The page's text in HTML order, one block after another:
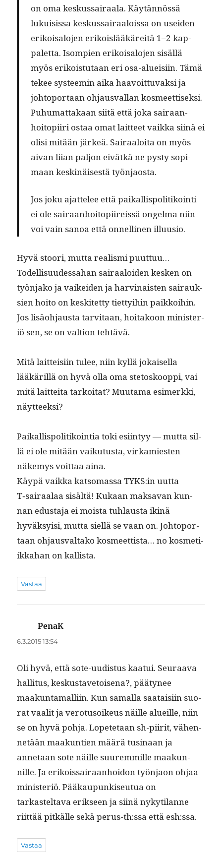
on oma keskus­sairaala. Käytän­nössä
lukui­sis­sa keskus­sairaalois­sa on usei­den
erikoisa­lo­jen erikois­lääkäre­itä 1–2 kap­
palet­ta. Isom­pi­en erikoisa­lo­jen sisäl­lä
myös erikois­tu­taan eri osa-alueisi­in. Tämä
tekee sys­teemin aika haavoit­tuvak­si ja
johto­por­taan ohjaus­val­lan kos­meet­tisek­si.
Puhu­mat­takaan siitä että joka sairaan­
hoitopi­iri ostaa omat lait­teet vaik­ka siinä ei
olisi mitään järkeä. Sairaaloi­ta on myös
aivan liian paljon eivätkä ne pysty sopi­
maan keskinäis­es­tä työnjaosta.
Jos joku ajat­telee että paikallispoli­tikoin­ti
ei ole sairaan­hoitopi­ireis­sä ongel­ma niin
voi vain sanoa että onnelli­nen illuusio.
Hyvä stoori, mut­ta real­is­mi puuttuu…
Todel­lisu­udessa­han sairaaloiden kesken on
työn­jako ja vaikei­den ja harv­inais­ten sairauk­
sien hoito on keskitet­ty tiet­ty­i­hin paikkoi­hin.
Jos lisäo­h­jaus­ta tarvi­taan, hoitakoon min­is­ter­
iö sen, se on val­tion tehtävä.
Mitä lait­teisi­in tulee, niin kyl­lä jokaisel­la
lääkäril­lä on hyvä olla oma ste­toskoop­pi, vai
mitä lait­tei­ta tarkoi­tat? Muu­ta­ma esimerk­ki,
näytteeksi?
Paikallispoli­tikoin­tia toki esi­in­tyy — mut­ta sil­
lä ei ole mitään vaiku­tus­ta, virkami­esten
näke­mys voit­taa aina.
Käypä vaik­ka kat­so­mas­sa TYKS:in uut­ta
T‑sairaalaa sisältä! Kukaan mak­sa­van kun­
nan edus­ta­ja ei moista tuh­laus­ta ikinä
hyväksy­isi, mut­ta siel­lä se vaan on. Johto­por­
taan ohjaus­val­tako kos­meet­tista… no kos­meti­
ikka­han on kallista.
Vastaa
PenaK
6.3.2015 13:54
Oli hyvä, että sote-uud­is­tus kaa­tui. Seu­raa­va
hal­li­tus, keskus­tave­toise­na?, pää­tynee
maakun­ta­malli­in. Kun samal­la saataisi­in suo­
rat vaalit ja vero­tu­soikeus näille alueille, niin
se on hyvä poh­ja. Lopete­taan sh-piir­it, vähen­
netään maakun­tien määrä tusi­naan ja
annetaan sote näille suurem­mille maakun­
nille. Ja erikois­sairaan­hoidon työn­jaon ohjaa
min­is­ter­iö. Pääkaupunkiseu­tua on
tarkastelta­va erik­seen ja siinä nykyti­lanne
riit­tää pitkälle sekä perus-th:ssa että esh:ssa.
Vastaa